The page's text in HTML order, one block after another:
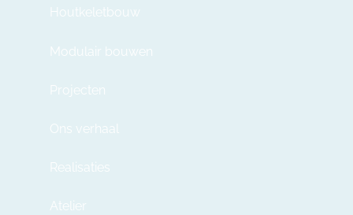
Houtkeletbouw
Modulair bouwen
Projecten
Ons verhaal
Realisaties
Atelier